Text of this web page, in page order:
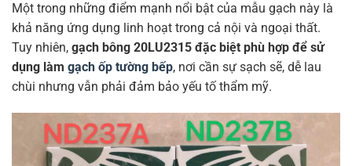
Một trong những điểm mạnh nổi bật của mẫu gạch này là
khả năng ứng dụng linh hoạt trong cả nội và ngoại thất.
Tuy nhiên, gạch bông 20LU2315 đặc biệt phù hợp để sử
dụng làm gạch ốp tường bếp, nơi cần sự sạch sẽ, dễ lau
chùi nhưng vẫn phải đảm bảo yếu tố thẩm mỹ.